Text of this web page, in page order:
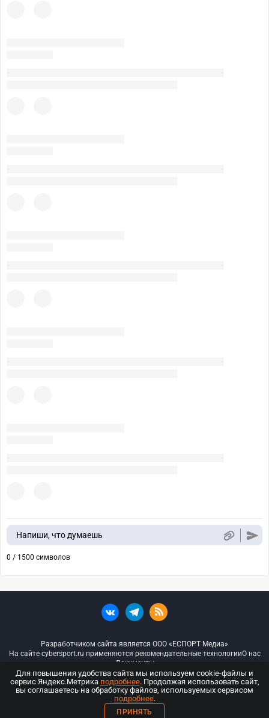
Напиши, что думаешь
0 / 1500 символов
Разработчиком сайта является ООО «ЕСПОРТ Медиа»
На сайте cybersport.ru применяются рекомендательные технологииО нас
Документы
© ООО «Киберспорт.ру» — Все права защищены
18+
Для повышения удобства сайта мы используем cookie-файлы и
сервис Яндекс.Метрика подробнее. Продолжая использовать сайт,
вы соглашаетесь на обработку файлов, используемых сервисом
подробнее.
ПРИНЯТЬ